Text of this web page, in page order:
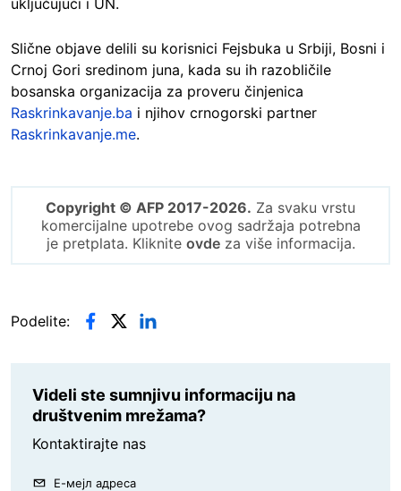
Slične objave delili su korisnici Fejsbuka u Srbiji, Bosni i
Crnoj Gori sredinom juna, kada su ih razobličile
bosanska organizacija za proveru činjenica
Raskrinkavanje.ba i njihov crnogorski partner
Raskrinkavanje.me.
Copyright © AFP 2017-2026. Za svaku vrstu
komercijalne upotrebe ovog sadržaja potrebna
je pretplata. Kliknite ovdeza više informacija.
Podelite:
Videli ste sumnjivu informaciju na
društvenim mrežama?
Kontaktirajte nas
Е-мејл адреса